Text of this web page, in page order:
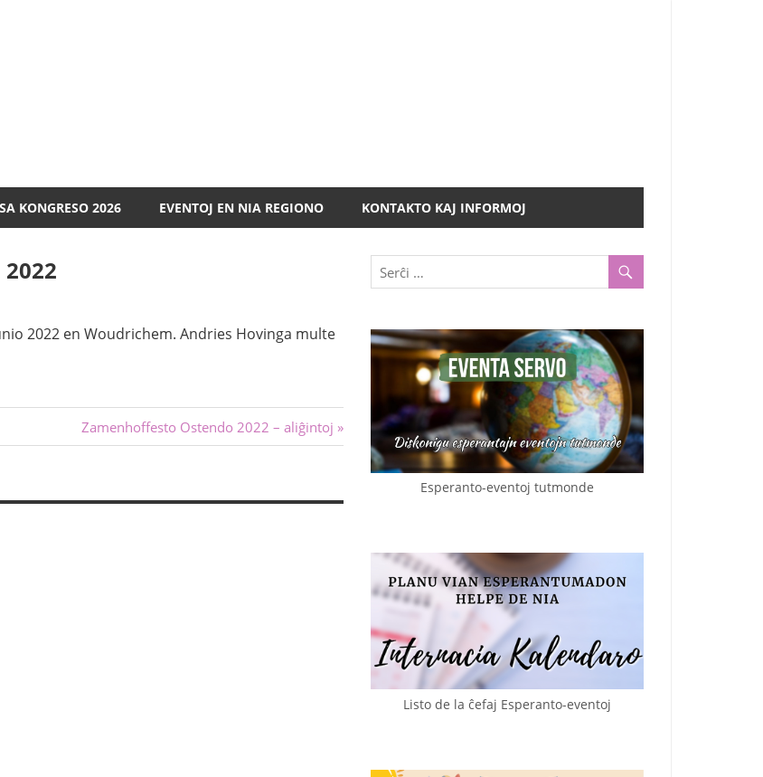
KONGRESO 2026 EVENTOJ EN NIA REGIONO KONTAKTO KAJ INFORMOJ
2022 en Woudrichem. Andries Hovinga multe
Sekva
afiŝo:
Zamenhoffesto Ostendo 2022 – aliĝintoj
Esperanto-eventoj tutmonde
Listo de la ĉefaj Esperanto-eventoj